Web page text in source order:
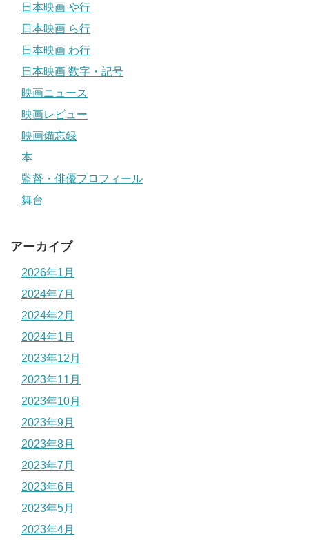
日本映画 や行
日本映画 ら行
日本映画 わ行
日本映画 数字・記号
映画ニュース
映画レビュー
映画備忘録
本
監督・俳優プロフィール
舞台
アーカイブ
2026年1月
2024年7月
2024年2月
2024年1月
2023年12月
2023年11月
2023年10月
2023年9月
2023年8月
2023年7月
2023年6月
2023年5月
2023年4月